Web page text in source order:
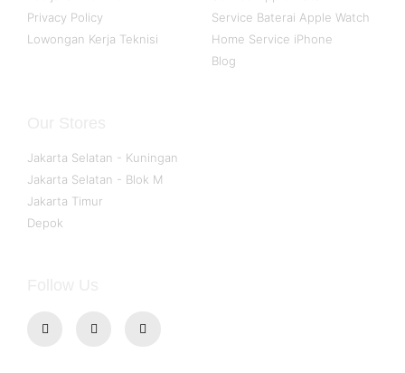
Privacy Policy
Lowongan Kerja Teknisi
Service Baterai Apple Watch
Home Service iPhone
Blog
Jakarta Selatan - Kuningan
Jakarta Selatan - Blok M
Jakarta Timur
Depok